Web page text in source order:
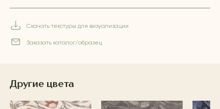
Скачать текстуры для визуализации
Заказать каталог/образец
Другие цвета